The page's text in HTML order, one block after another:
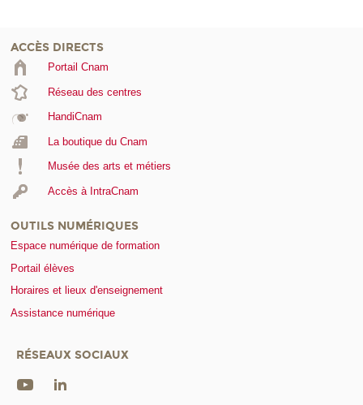
ACCÈS DIRECTS
Portail Cnam
Réseau des centres
HandiCnam
La boutique du Cnam
Musée des arts et métiers
Accès à IntraCnam
OUTILS NUMÉRIQUES
Espace numérique de formation
Portail élèves
Horaires et lieux d'enseignement
Assistance numérique
RÉSEAUX SOCIAUX